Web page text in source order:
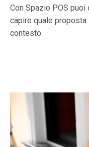
Con Spazio POS
capire quale proposta
contesto.